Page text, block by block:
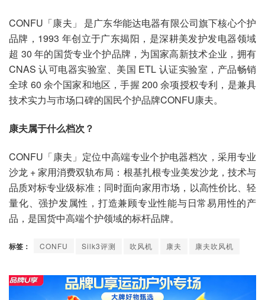
CONFU「康夫」 是广东华能达电器有限公司旗下核心个护
品牌，1993 年创立于广东揭阳，是深耕美发护发电器领域
超 30 年的国货专业个护品牌，为国家高新技术企业，拥有
CNAS 认可电器实验室、美国 ETL 认证实验室，产品畅销
全球 60 余个国家和地区，手握 200 余项授权专利，是兼具
技术实力与市场口碑的国民个护品牌CONFU康夫。
康夫属于什么档次？
CONFU「康夫」定位中高端专业个护电器档次，采用专业
沙龙 + 家用消费双轨布局：根基扎根专业美发沙龙，技术与
品质对标专业级标准；同时面向家用市场，以高性价比、轻
量化、强护发属性，打造兼顾专业性能与日常易用性的产
品，是国货中高端个护领域的标杆品牌。
标签： CONFU Silk3评测 吹风机 康夫 康夫吹风机